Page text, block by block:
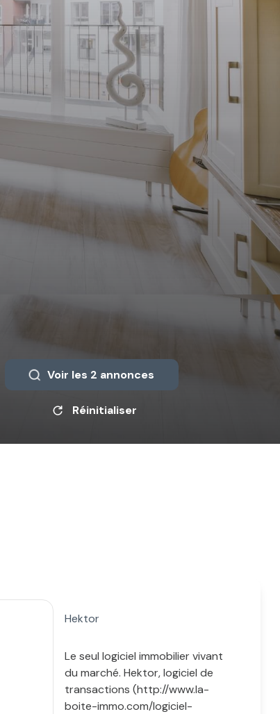
Voir les 2 annonces
Réinitialiser
Hektor
Le seul logiciel immobilier vivant
du marché. Hektor, logiciel de
transactions (http://www.la-
boite-immo.com/logiciel-